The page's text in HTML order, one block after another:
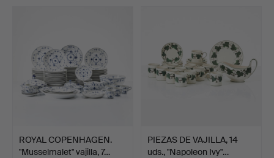
ROYAL COPENHAGEN.
"Musselmalet" vajilla, 7…
PIEZAS DE VAJILLA, 14
uds., "Napoleon Ivy"…